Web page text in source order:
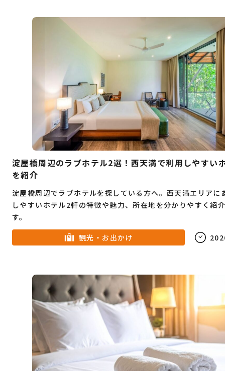
淀屋橋周辺のラブホテル2選！西天満で利用しやすい
を紹介
淀屋橋周辺でラブホテルを探している方へ。西天満エリアに
しやすいホテル2軒の特徴や魅力、所在地を分かりやすく紹
す。
観光・お出かけ